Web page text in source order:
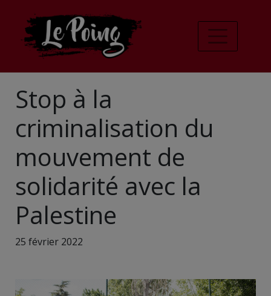
Stop à la
criminalisation du
mouvement de
solidarité avec la
Palestine
25 février 2022